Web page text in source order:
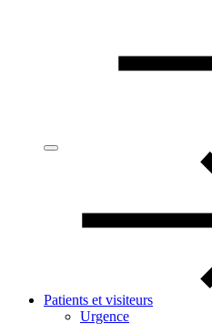
Patients et visiteurs
Urgence